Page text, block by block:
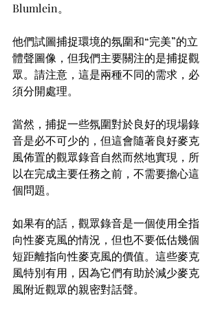
Blumlein。
他們試圖捕捉環境的氛圍和“完美”的立
體聲圖像，但我們主要關注的是捕捉觀
眾。請注意，這是兩種不同的需求，必
須分開處理。
當然，捕捉一些氛圍對於良好的現場錄
音是必不可少的，但這會隨著良好麥克
風佈置的觀眾錄音自然而然地實現，所
以在完成主要任務之前，不需要擔心這
個問題。
如果有的話，觀眾錄音是一個使用全指
向性麥克風的情況，但也不要低估幾個
短距離指向性麥克風的價值。這些麥克
風特別有用，因為它們有助於減少麥克
風附近觀眾的親密對話聲。